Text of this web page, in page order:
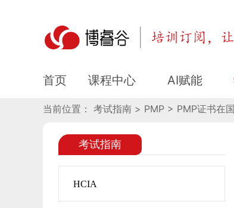
PMP证书在国内企业会
首页 课程中心 AI赋能
当前位置： 考试指南 > PMP > PMP证书在
考试指南
HCIA